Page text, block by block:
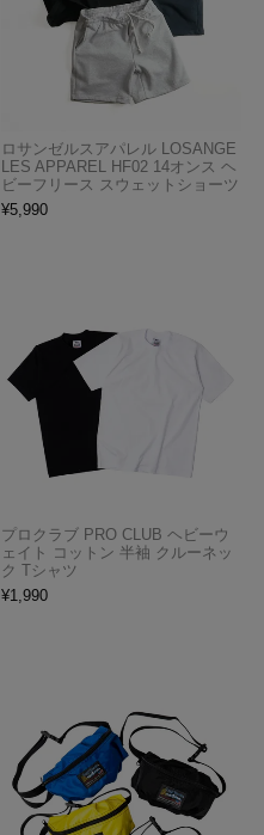
ロサンゼルスアパレル LOSANGE
LES APPAREL HF02 14オンス ヘ
ビーフリース スウェットショーツ
¥5,990
プロクラブ PRO CLUB ヘビーウ
ェイト コットン 半袖 クルーネッ
ク Tシャツ
¥1,990